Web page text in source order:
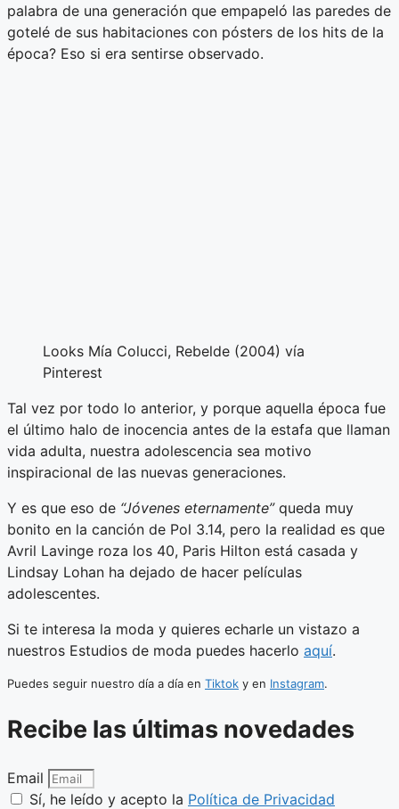
palabra de una generación que empapeló las paredes de
gotelé de sus habitaciones con pósters de los hits de la
época? Eso si era sentirse observado.
Looks Mía Colucci, Rebelde (2004) vía
Pinterest
Tal vez por todo lo anterior, y porque aquella época fue
el último halo de inocencia antes de la estafa que llaman
vida adulta, nuestra adolescencia sea motivo
inspiracional de las nuevas generaciones.
Y es que eso de “Jóvenes eternamente”queda muy
bonito en la canción de Pol 3.14, pero la realidad es que
Avril Lavinge roza los 40, Paris Hilton está casada y
Lindsay Lohan ha dejado de hacer películas
adolescentes.
Si te interesa la moda y quieres echarle un vistazo a
nuestros Estudios de moda puedes hacerlo aquí.
Puedes seguir nuestro día a día en Tiktok y en Instagram.
Recibe las últimas novedades
Email
Sí, he leído y acepto la Política de Privacidad